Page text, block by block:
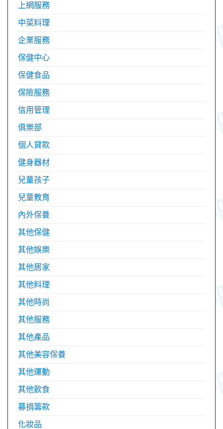
上網服務
中菜料理
企業服務
保健中心
保健食品
保險服務
信用管理
俱樂部
個人貸款
健身器材
兒童孩子
兒童教育
內外保養
其他保健
其他娛樂
其他居家
其他料理
其他時尚
其他服務
其他產品
其他美容保養
其他運動
其他飲食
募捐籌款
化妝品